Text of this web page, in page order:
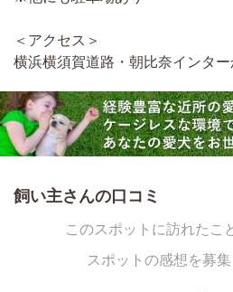
＜アクセス＞
横浜横須賀道路・朝比奈インタ
飼い主さんの口コミ
このスポットに訪れたこ
スポットの感想を募集